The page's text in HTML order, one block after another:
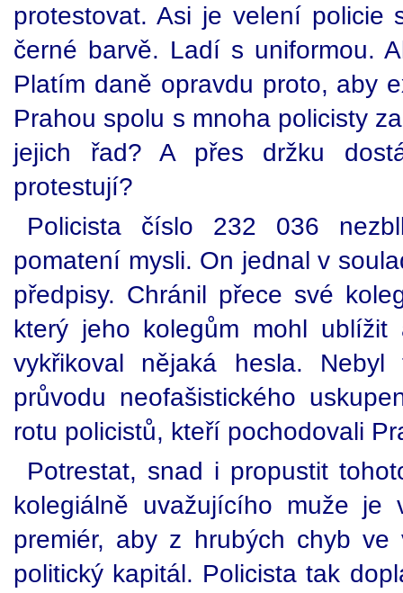
protestovat. Asi je velení policie
černé barvě. Ladí s uniformou.
Platím daně opravdu proto, aby
Prahou spolu s mnoha policisty
jejich řad? A přes držku
protestují?
Policista číslo 232 036
pomatení mysli. On jednal v
předpisy. Chránil přece své
který jeho kolegům mohl
vykřikoval nějaká hesla.
průvodu neofašistického
rotu policistů, kteří pochodovali
Potrestat, snad i propustit
kolegiálně uvažujícího muže
premiér, aby z hrubých chyb
politický kapitál. Policista tak